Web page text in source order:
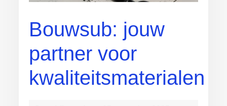
Bouwsub: jouw
partner voor
kwaliteitsmaterialen